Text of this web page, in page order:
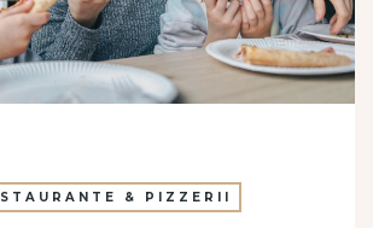
& PIZZERII